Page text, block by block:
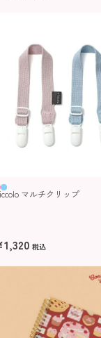
マルチクリップ
1,320 税込